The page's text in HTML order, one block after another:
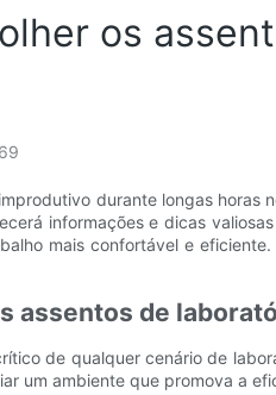
os
durante longas horas
informações e dicas
mais confortável e
assentos de
de qualquer cenário de
um ambiente que promova a